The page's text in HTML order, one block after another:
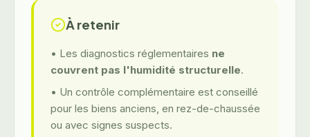
À retenir
• Les diagnostics réglementaires ne
couvrent pas l'humidité structurelle.
• Un contrôle complémentaire est conseillé
pour les biens anciens, en rez-de-chaussée
ou avec signes suspects.